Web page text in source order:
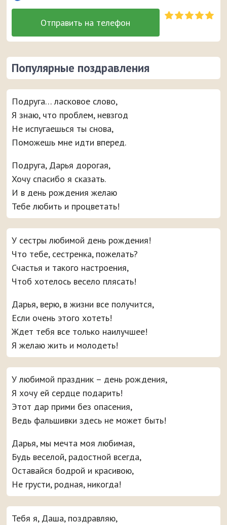
Популярные поздравления
Подруга… ласковое слово,
Я знаю, что проблем, невзгод
Не испугаешься ты снова,
Поможешь мне идти вперед.
Подруга, Дарья дорогая,
Хочу спасибо я сказать.
И в день рождения желаю
Тебе любить и процветать!
У сестры любимой день рождения!
Что тебе, сестренка, пожелать?
Счастья и такого настроения,
Чтоб хотелось весело плясать!
Дарья, верю, в жизни все получится,
Если очень этого хотеть!
Ждет тебя все только наилучшее!
Я желаю жить и молодеть!
У любимой праздник – день рождения,
Я хочу ей сердце подарить!
Этот дар прими без опасения,
Ведь фальшивки здесь не может быть!
Дарья, мы мечта моя любимая,
Будь веселой, радостной всегда,
Оставайся бодрой и красивою,
Не грусти, родная, никогда!
Тебя я, Даша, поздравляю,